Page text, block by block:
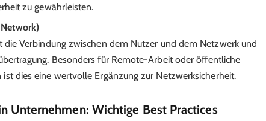
zu gewährleisten.
die Verbindung zwischen dem Nutzer und dem Netzwerk und
Besonders für Remote-Arbeit oder öffentliche
dies eine wertvolle Ergänzung zur Netzwerksicherheit.
Unternehmen: Wichtige Best Practices